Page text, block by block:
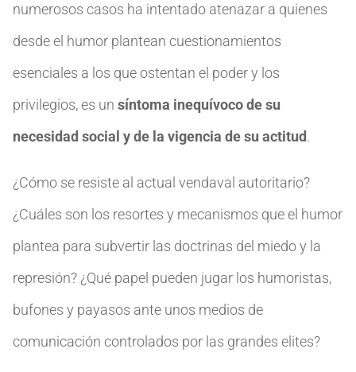
numerosos casos ha intentado atenazar a quienes
desde el humor plantean cuestionamientos
esenciales a los que ostentan el poder y los
privilegios, es un síntoma inequívoco de su
necesidad social y de la vigencia de su actitud.
¿Cómo se resiste al actual vendaval autoritario?
¿Cuáles son los resortes y mecanismos que el humor
plantea para subvertir las doctrinas del miedo y la
represión? ¿Qué papel pueden jugar los humoristas,
bufones y payasos ante unos medios de
comunicación controlados por las grandes elites?